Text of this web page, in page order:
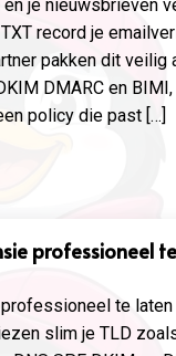
je nieuwsbrieven
record je
pakken dit veilig
DMARC en
policy die past […]
professioneel
te laten
slim je TLD